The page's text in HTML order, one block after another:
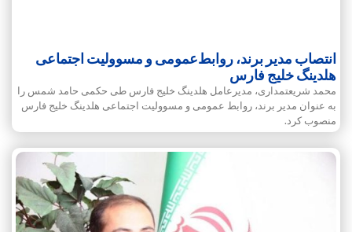
انتصاب مدیر برند، روابط‌عمومی و مسوولیت اجتماعی
هلدینگ خلیج فارس
محمد شریعتمداری، مدیرعامل هلدینگ خلیج فارس طی حکمی حامد شمس را
به عنوان مدیر برند، روابط ‌عمومی و مسوولیت اجتماعی هلدینگ خلیج فارس
منصوب کرد.